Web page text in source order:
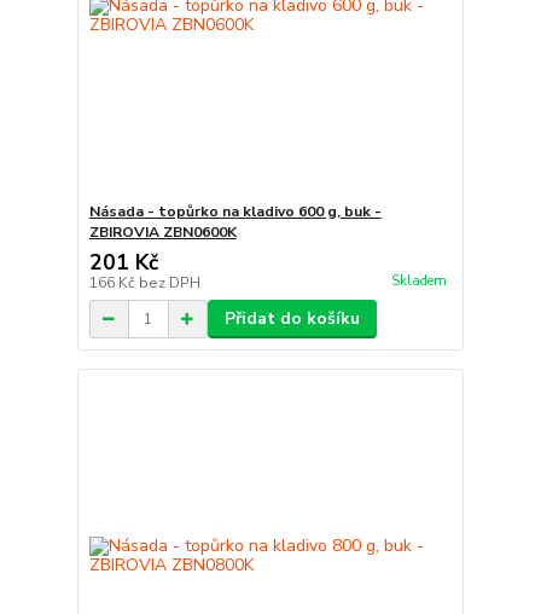
Násada - topůrko na kladivo 600 g, buk -
ZBIROVIA ZBN0600K
201 Kč
166 Kč bez DPH Skladem
Přidat do košíku